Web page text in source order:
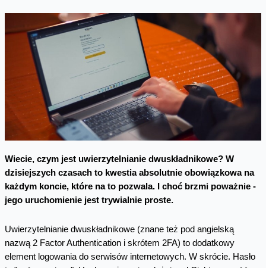
Wiecie, czym jest uwierzytelnianie dwuskładnikowe? W
dzisiejszych czasach to kwestia absolutnie obowiązkowa na
każdym koncie, które na to pozwala. I choć brzmi poważnie -
jego uruchomienie jest trywialnie proste.
Uwierzytelnianie dwuskładnikowe (znane też pod angielską
nazwą 2 Factor Authentication i skrótem 2FA) to dodatkowy
element logowania do serwisów internetowych. W skrócie. Hasło